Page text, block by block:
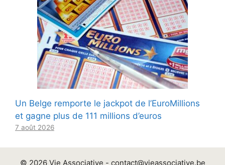
Un Belge remporte le jackpot de l’EuroMillions
et gagne plus de 111 millions d’euros
7 août 2026
© 2026 Vie Associative - contact@vieassociative.be